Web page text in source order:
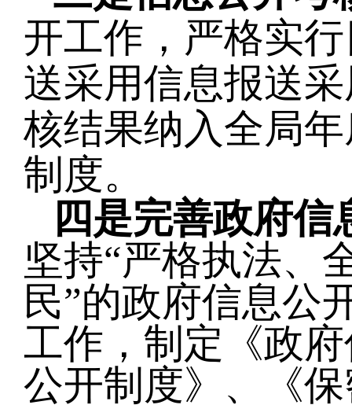
开工作，严格实
送采用信息报送
核结果纳入全局
制度。
四是完善政府
坚持“严格执法、
民”的政府信息公
工作，制定《政
公开制度》、《